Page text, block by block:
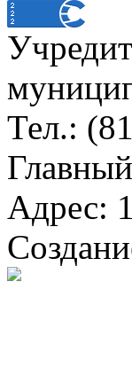
Тел.:
Адрес: